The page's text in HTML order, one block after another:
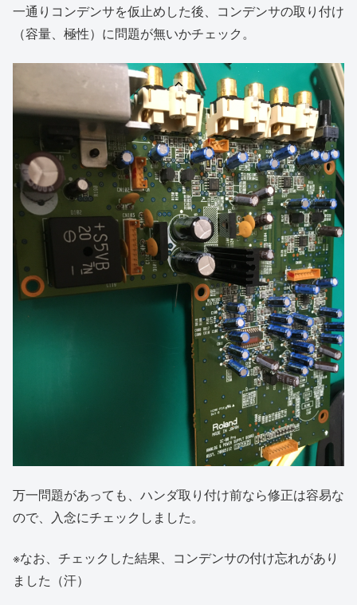
一通りコンデンサを仮止めした後、コンデンサの取り付け
（容量、極性）に問題が無いかチェック。
万一問題があっても、ハンダ取り付け前なら修正は容易な
ので、入念にチェックしました。
※なお、チェックした結果、コンデンサの付け忘れがあり
ました（汗）